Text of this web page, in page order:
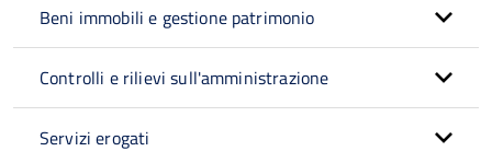
Beni immobili e gestione patrimonio
Controlli e rilievi sull'amministrazione
Servizi erogati